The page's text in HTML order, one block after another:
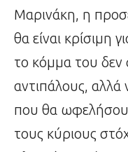
Μαρινάκη, η
θα είναι κρίσιμη
το κόμμα του δεν
αντιπάλους, αλλά
που θα
τους κύριους